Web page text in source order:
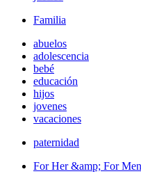
Familia
abuelos
adolescencia
bebé
educación
hijos
jovenes
vacaciones
paternidad
For Her &amp; For Men